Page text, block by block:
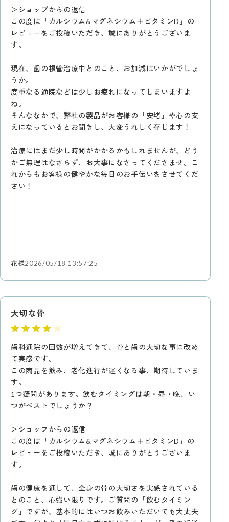
＞ショップからの返信
この度は「カルシウム&マグネシウム＋ビタミンD」の
レビューをご投稿いただき、誠にありがとうございま
す。
現在、歯の根管治療中とのこと、お加減はいかがでしょ
うか。
度重なる通院などは少しお疲れになってしまいますよ
ね。
そんななかで、弊社の製品がお客様の「安堵」や心の支
えになっているとお聞きし、大変うれしく存じます！
治療にはまだ少し時間がかかるかもしれませんが、どう
かご無理はなさらず、お大事になさってくださませ。こ
れからもお客様の健やかな毎日のお手伝いをさせてくだ
さい！
花様2026/05/18 13:57:25
大切な骨
歯科通院の回数が増えてきて、骨と歯の大切な事に改め
て実感です。
この商品を飲み、老化進行が遅くなる事、期待していま
す。
1つ疑問があります。飲むタイミングは朝・昼・晩、い
つがベストでしょうか？
＞ショップからの返信
この度は「カルシウム&マグネシウム＋ビタミンD」の
レビューをご投稿いただき、誠にありがとうございま
す。
歯の健康を通して、全身の骨の大切さを実感されている
とのこと、心強い限りです。ご質問の「飲むタイミン
グ」ですが、基本的にはいつお飲みいただいても大丈夫